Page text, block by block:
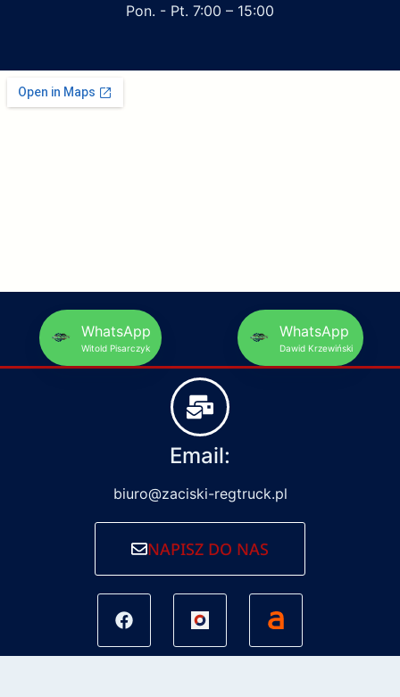
Pon. - Pt. 7:00 – 15:00
WhatsApp
Witold Pisarczyk
WhatsApp
Dawid Krzewiński
Email:
biuro@zaciski-regtruck.pl
NAPISZ DO NAS